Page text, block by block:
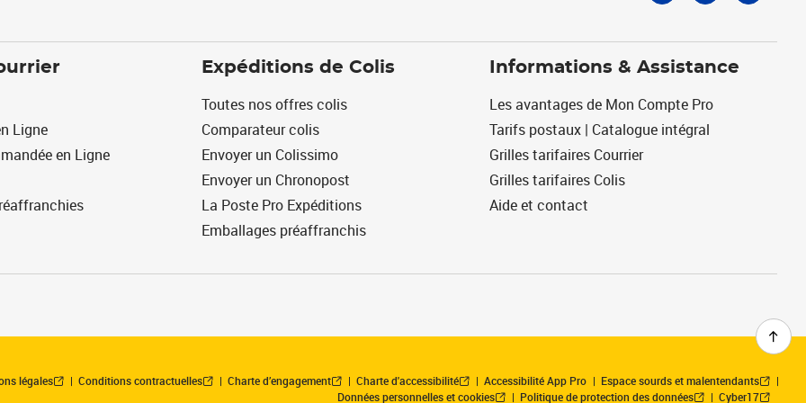
Ligne
en Ligne
Expéditions de Colis
Toutes nos offres colis
Comparateur colis
Envoyer un Colissimo
Envoyer un Chronopost
La Poste Pro Expéditions
Emballages préaffranchis
Informations & Assistance
Les avantages de Mon Compte Pro
Tarifs postaux | Catalogue intégral
Grilles tarifaires Courrier
Grilles tarifaires Colis
Aide et contact
légales Conditions contractuelles Charte d’engagement Charte d'accessibilité Accessibilité App Pro
Espace sourds et malentendants
Données personnelles et cookies
Politique de protection des données Cyber17